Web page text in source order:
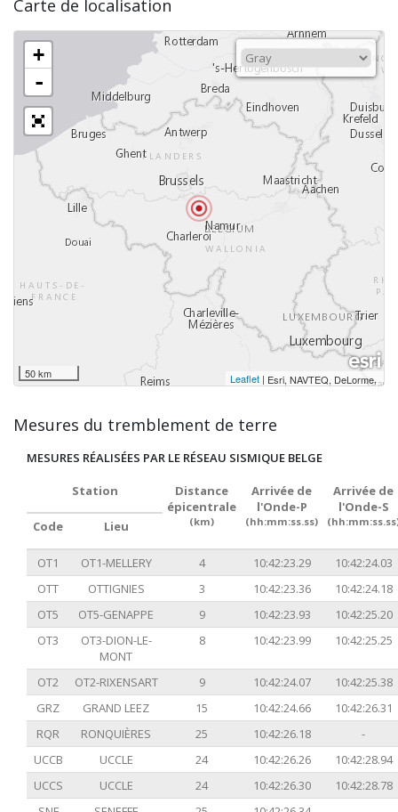
Carte de localisation
+
-
50 km Leaflet | Esri, NAVTEQ, DeLorme,
Mesures du tremblement de terre
MESURES RÉALISÉES PAR LE RÉSEAU SISMIQUE BELGE
Station
Distance
épicentrale
(km)
Arrivée de
l'Onde-P
(hh:mm:ss.ss)
Arrivée de
l'Onde-S
Code Lieu
OT1 OT1-MELLERY 4 10:42:23.29
10:42:24.03
OTT
OTTIGNIES 3 10:42:23.36
10:42:24.18
OT5
OT5-GENAPPE 9 10:42:23.93
10:42:25.20
OT3
OT3-DION-LE-
MONT
8 10:42:23.99 10:42:25.25
OT2 OT2-RIXENSART 9 10:42:24.07
10:42:25.38
GRZ
GRAND LEEZ 15 10:42:24.66
10:42:26.31
RQR
RONQUIÈRES 25 10:42:26.18
-
UCCB
UCCLE 24 10:42:26.26
10:42:28.94
UCCS
UCCLE 24 10:42:26.30
10:42:28.78